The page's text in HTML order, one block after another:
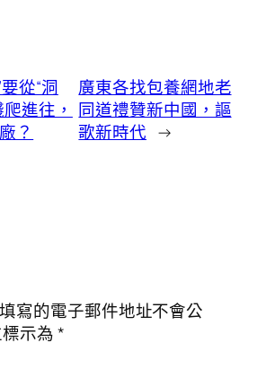
從“洞
進往，
？
廣東各找包養網地老
同道禮贊新中國，謳
歌新時代 →
寫的電子郵件地址不會公
示為*